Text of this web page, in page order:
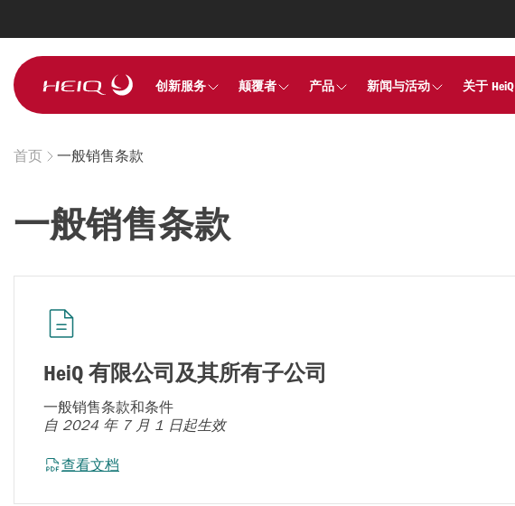
创新服务 颠覆者 产品 新闻与活动 关于 HeiQ
Breadcrumb
首页 一般销售条款
一般销售条款
HeiQ 有限公司及其所有子公司
一般销售条款和条件
自 2024 年 7 月 1 日起生效
查看文档